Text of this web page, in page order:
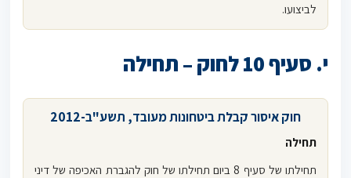
לביצועו.
י. סעיף 10 לחוק – תחילה
חוק איסור קבלת ביטחונות מעובד, תשע"ב-2012
תחילה
תחילתו של סעיף 8 ביום תחילתו של חוק להגברת האכיפה של דיני